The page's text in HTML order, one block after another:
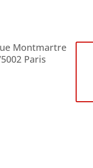
Montmartre
Paris